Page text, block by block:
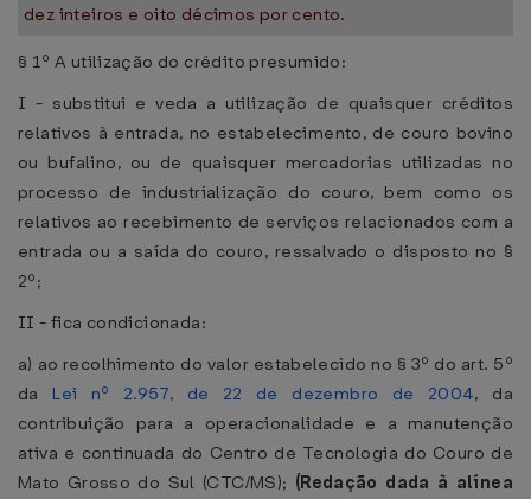
dez inteiros e oito décimos por cento.
§ 1º A utilização do crédito presumido:
I - substitui e veda a utilização de quaisquer créditos
relativos à entrada, no estabelecimento, de couro bovino
ou bufalino, ou de quaisquer mercadorias utilizadas no
processo de industrialização do couro, bem como os
relativos ao recebimento de serviços relacionados com a
entrada ou a saída do couro, ressalvado o disposto no §
2º;
II - fica condicionada:
a) ao recolhimento do valor estabelecido no § 3º do art. 5º
da Lei nº 2.957, de 22 de dezembro de 2004, da
contribuição para a operacionalidade e a manutenção
ativa e continuada do Centro de Tecnologia do Couro de
Mato Grosso do Sul (CTC/MS); (Redação dada à alínea